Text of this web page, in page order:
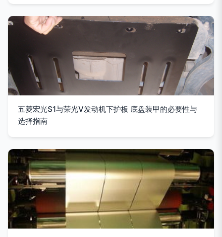
五菱宏光S1与荣光V发动机下护板 底盘装甲的必要性与
选择指南